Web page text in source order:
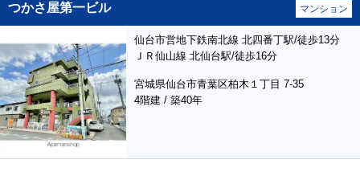
つかさ屋第一ビル マンション
仙台市営地下鉄南北線 北四番丁駅/徒歩13分
ＪＲ仙山線 北仙台駅/徒歩16分
宮城県仙台市青葉区柏木１丁目 7-35
4階建 / 築40年